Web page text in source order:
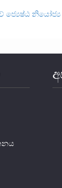
ජ්‍යෙෂ්ඨ